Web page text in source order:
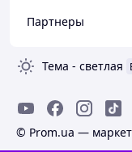
Партнеры
Тема - светлая
© Prom.ua —